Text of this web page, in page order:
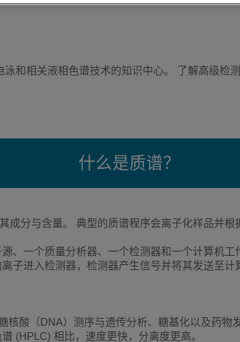
和相关液相色谱技术的知识中心。 了解高级检
什么是质谱？
分与含量。 典型的质谱程序会离子化样品并根
、一个质量分析器、一个检测器和一个计算机
子进入检测器，检测器产生信号并将其发送至计
核酸（DNA）测序与遗传分析、糖基化以及药
(HPLC) 相比，速度更快，分离度更高。